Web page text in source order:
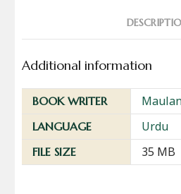
Additional information
BOOK WRITER
LANGUAGE Urdu
FILE SIZE 35 MB